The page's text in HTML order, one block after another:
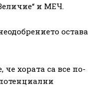
и МЕЧ.
остава
хората са все по-